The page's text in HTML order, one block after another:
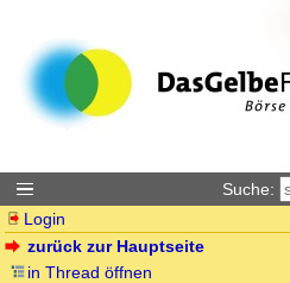
Suche:
Login
zurück zur Hauptseite
in Thread öffnen